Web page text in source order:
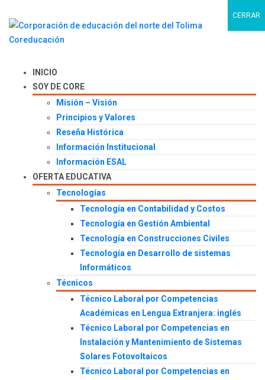
INICIO
SOY DE CORE
Misión – Visión
Principios y Valores
Reseña Histórica
Información Institucional
Información ESAL
OFERTA EDUCATIVA
Tecnologías
Tecnología en Contabilidad y Costos
Tecnología en Gestión Ambiental
Tecnología en Construcciones Civiles
Tecnología en Desarrollo de sistemas
Informáticos
Técnicos
Técnico Laboral por Competencias
Académicas en Lengua Extranjera: inglés
Técnico Laboral por Competencias en
Instalación y Mantenimiento de Sistemas
Solares Fotovoltaicos
Técnico Laboral por Competencias en
CERRAR